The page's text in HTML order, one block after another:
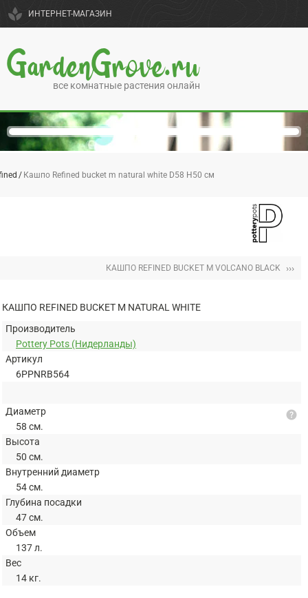
spa ИНТЕРНЕТ-МАГАЗИН
GardenGrove.ru
все комнатные растения онлайн
Кашпо Refined bucket m natural white D58 H50 см
КАШПО REFINED BUCKET M VOLCANO BLACK ›››
КАШПО REFINED BUCKET M NATURAL WHITE
Производитель
Pottery Pots (Нидерланды)
Артикул
6PPNRB564
Диаметр
58 см.
Высота
50 см.
Внутренний диаметр
54 см.
Глубина посадки
47 см.
Объем
137 л.
Вес
14 кг.
help